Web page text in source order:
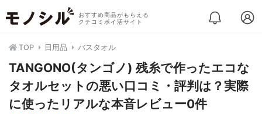
おすすめ商品がもらえる
クチコミポイ活サイト
TOP 日用品 バスタオル
TANGONO(タンゴノ) 残糸で作ったエコな
タオルセットの悪い口コミ・評判は？実際
に使ったリアルな本音レビュー0件